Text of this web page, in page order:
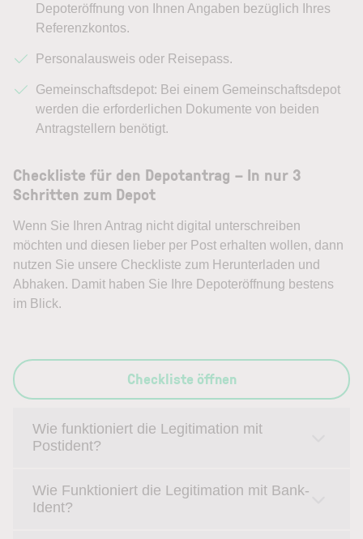
Depoteröffnung von Ihnen Angaben bezüglich Ihres
Referenzkontos.
Personalausweis oder Reisepass.
Gemeinschaftsdepot: Bei einem Gemeinschaftsdepot
werden die erforderlichen Dokumente von beiden
Antragstellern benötigt.
Checkliste für den Depotantrag – In nur 3
Schritten zum Depot
Wenn Sie Ihren Antrag nicht digital unterschreiben
möchten und diesen lieber per Post erhalten wollen, dann
nutzen Sie unsere Checkliste zum Herunterladen und
Abhaken. Damit haben Sie Ihre Depoteröffnung bestens
im Blick.
Checkliste öffnen
Wie funktioniert die Legitimation mit
Postident?
Wie Funktioniert die Legitimation mit Bank-
Ident?